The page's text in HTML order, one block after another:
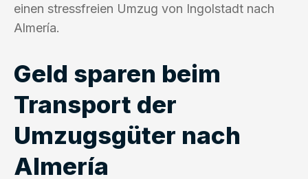
einen stressfreien Umzug von Ingolstadt nach
Almería.
Geld sparen beim
Transport der
Umzugsgüter nach
Almería